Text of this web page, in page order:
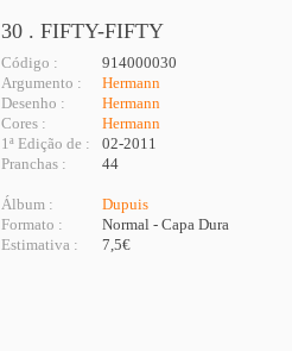
30 . FIFTY-FIFTY
Código :
914000030
Argumento :
Hermann
Desenho :
Hermann
Cores :
Hermann
1ª Edição de :
02-2011
Pranchas :
44
Álbum :
Dupuis
Formato :
Normal - Capa Dura
Estimativa :
7,5€